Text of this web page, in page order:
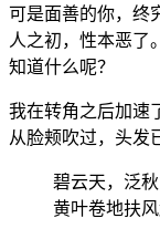
可是面善的你，终
人之初，性本恶了
知道什么呢？
我在转角之后加速
从脸颊吹过，头发
碧云天，泛
黄叶卷地扶